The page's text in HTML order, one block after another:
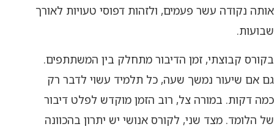
אותה נקודה עשר פעמים, ולזהות דפוסי טעויות לאורך
שבועות.
בקורס קבוצתי, זמן הדיבור מתחלק בין המשתתפים.
גם אם שיעור נמשך שעה, כל תלמיד עשוי לדבר רק
כמה דקות. במורה צל, רוב הזמן מוקדש לפלט דיבור
של הלומד. מצד שני, לקורס אנושי יש יתרון בהכוונה